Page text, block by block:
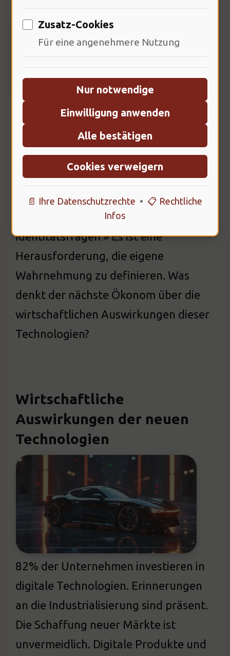
76% der Nutzer berichten von Stress
durch ständige Erreichbarkeit.
Erinnerungen an die Entstehung der
Psychoanalyse sind stark. Die digitale
Welt kann Überforderung
hervorrufen. Der Mensch kämpft mit
Identitätsfragen » Es ist eine
Herausforderung, die eigene
Wahrnehmung zu definieren. Was
denkt der nächste Ökonom über die
wirtschaftlichen Auswirkungen dieser
Technologien?
Wirtschaftliche
Auswirkungen der neuen
Technologien
82% der Unternehmen investieren in
digitale Technologien. Erinnerungen
an die Industrialisierung sind präsent.
Die Schaffung neuer Märkte ist
unvermeidlich. Digitale Produkte und
Zusatz-Cookies
Für eine angenehmere Nutzung
Nur notwendige
Einwilligung anwenden
Alle bestätigen
Cookies verweigern
📄 Ihre Datenschutzrechte • 📋 Rechtliche
Infos